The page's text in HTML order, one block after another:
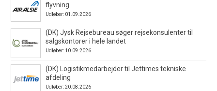
flyvning
Udløber: 01.09.2026
(DK) Jysk Rejsebureau søger rejsekonsulenter til
salgskontorer i hele landet
Udløber: 10.09.2026
(DK) Logistikmedarbejder til Jettimes tekniske
afdeling
Udløber: 20.08.2026